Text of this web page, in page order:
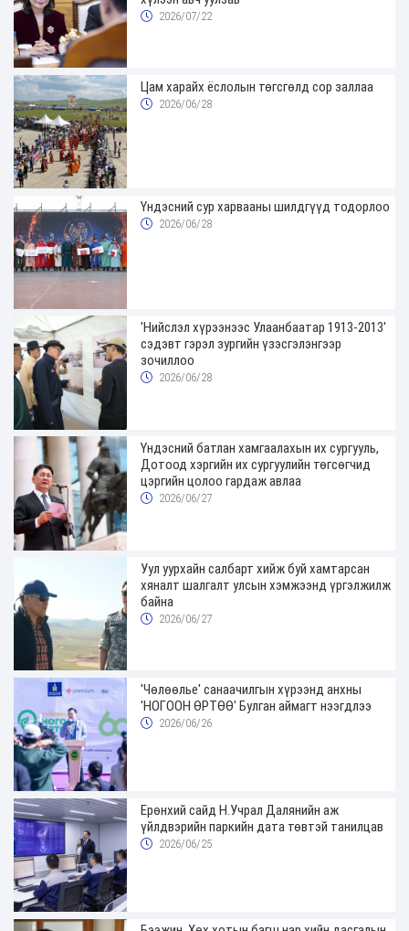
2026/07/22
Цам харайх ёслолын төгсгөлд сор заллаа
2026/06/28
Үндэсний сур харвааны шилдгүүд тодорлоо
2026/06/28
'Нийслэл хүрээнээс Улаанбаатар 1913-2013'
сэдэвт гэрэл зургийн үзэсгэлэнгээр
зочиллоо
2026/06/28
Үндэсний батлан хамгаалахын их сургууль,
Дотоод хэргийн их сургуулийн төгсөгчид
цэргийн цолоо гардаж авлаа
2026/06/27
Уул уурхайн салбарт хийж буй хамтарсан
хяналт шалгалт улсын хэмжээнд үргэлжилж
байна
2026/06/27
'Чөлөөлье' санаачилгын хүрээнд анхны
'НОГООН ӨРТӨӨ' Булган аймагт нээгдлээ
2026/06/26
Ерөнхий сайд Н.Учрал Далянийн аж
үйлдвэрийн паркийн дата төвтэй танилцав
2026/06/25